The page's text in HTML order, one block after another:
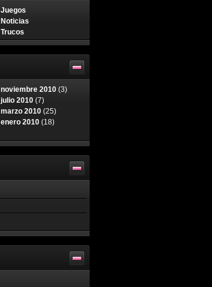
Juegos
Noticias
Trucos
noviembre 2010 (3)
julio 2010 (7)
marzo 2010 (25)
enero 2010 (18)